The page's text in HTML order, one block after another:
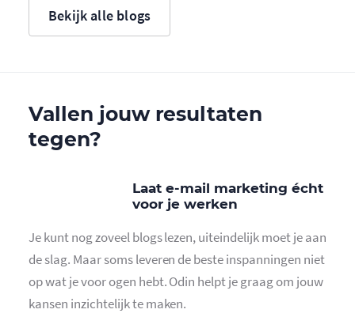
Bekijk alle blogs
Vallen jouw resultaten
tegen?
Laat e-mail marketing écht
voor je werken
Je kunt nog zoveel blogs lezen, uiteindelijk moet je aan
de slag. Maar soms leveren de beste inspanningen niet
op wat je voor ogen hebt. Odin helpt je graag om jouw
kansen inzichtelijk te maken.